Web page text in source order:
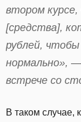
втором
[средства],
рублей, чтобы
нормально», —
встрече со
В таком случае,